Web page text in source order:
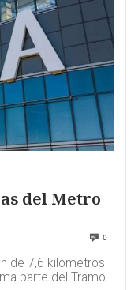
del Metro
0
de 7,6 kilómetros
parte del Tramo